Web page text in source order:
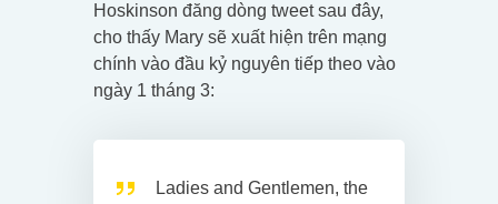
Hoskinson đăng dòng tweet sau đây,
cho thấy Mary sẽ xuất hiện trên mạng
chính vào đầu kỷ nguyên tiếp theo vào
ngày 1 tháng 3:
Ladies and Gentlemen, the